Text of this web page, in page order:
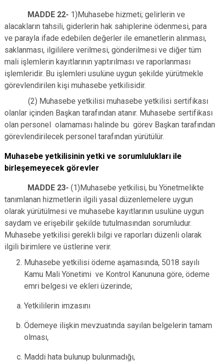
MADDE 22- 1)Muhasebe hizmeti; gelirlerin ve
alacakların tahsili, giderlerin hak sahiplerine ödenmesi, para
ve parayla ifade edebilen değerler ile emanetlerin alınması,
saklanması, ilgililere verilmesi, gönderilmesi ve diğer tüm
mali işlemlerin kayıtlarının yaptırılması ve raporlanması
işlemleridir. Bu işlemleri usulüne uygun şekilde yürütmekle
görevlendirilen kişi muhasebe yetkilisidir.
(2) Muhasebe yetkilisi muhasebe yetkilisi sertifikası
olanlar içinden Başkan tarafından atanır. Muhasebe sertifikası
olan personel olamaması halinde bu görev Başkan tarafından
görevlendirilecek personel tarafından yürütülür.
Muhasebe yetkilisinin yetki ve sorumlulukları ile
birleşemeyecek görevler
MADDE 23- (1)Muhasebe yetkilisi, bu Yönetmelikte
tanımlanan hizmetlerin ilgili yasal düzenlemelere uygun
olarak yürütülmesi ve muhasebe kayıtlarının usulüne uygun
saydam ve erişebilir şekilde tutulmasından sorumludur.
Muhasebe yetkilisi gerekli bilgi ve raporları düzenli olarak
ilgili birimlere ve üstlerine verir.
Muhasebe yetkilisi ödeme aşamasında, 5018 sayılı
Kamu Mali Yönetimi ve Kontrol Kanununa göre, ödeme
emri belgesi ve ekleri üzerinde;
Yetkililerin imzasını
Ödemeye ilişkin mevzuatında sayılan belgelerin tamam
olması,
Maddi hata bulunup bulunmadığı,